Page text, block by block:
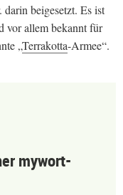
beigesetzt. Es ist
vor allem bekannt für
„Terrakotta-Armee“.
mywort-